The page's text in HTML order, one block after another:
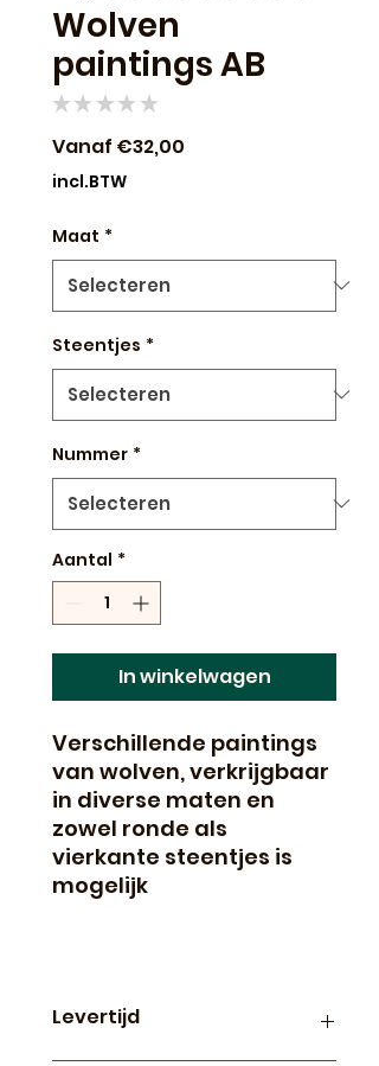
Wolven
paintings AB
★ ★ ★ ★ ★
Vanaf €32,00
incl.BTW
Maat *
Steentjes *
Nummer *
Aantal *
In winkelwagen
Verschillende paintings
van wolven, verkrijgbaar
in diverse maten en
zowel ronde als
vierkante steentjes is
mogelijk
Levertijd